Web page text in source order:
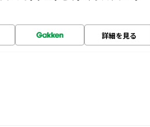
詳細を見る